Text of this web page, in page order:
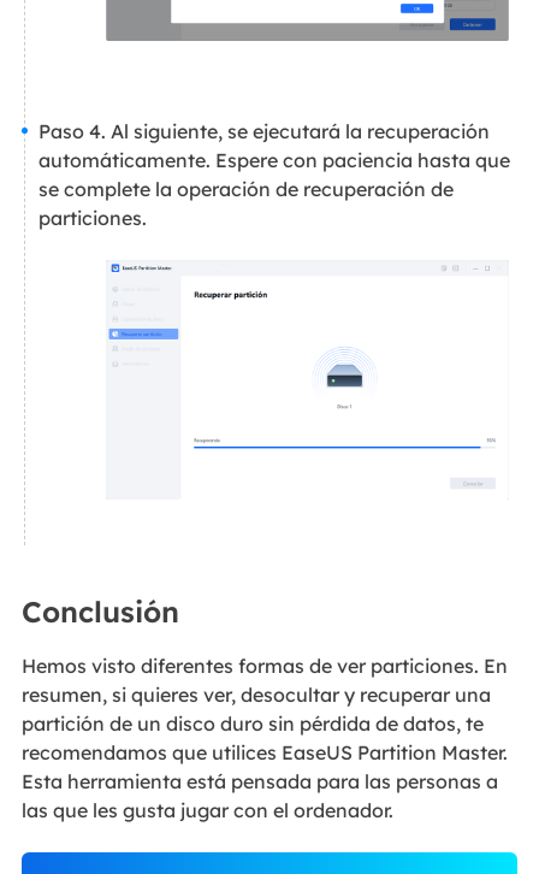
Paso 4. Al siguiente, se ejecutará la recuperación
automáticamente. Espere con paciencia hasta que
se complete la operación de recuperación de
particiones.
Conclusión
Hemos visto diferentes formas de ver particiones. En
resumen, si quieres ver, desocultar y recuperar una
partición de un disco duro sin pérdida de datos, te
recomendamos que utilices EaseUS Partition Master.
Esta herramienta está pensada para las personas a
las que les gusta jugar con el ordenador.